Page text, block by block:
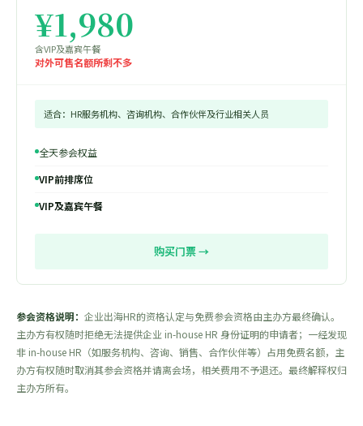
¥1,980
含VIP及嘉宾午餐
对外可售名额所剩不多
适合：HR服务机构、咨询机构、合作伙伴及行业相关人员
全天参会权益
VIP前排席位
VIP及嘉宾午餐
购买门票 →
参会资格说明： 企业出海HR的资格认定与免费参会资格由主办方最终确认。
主办方有权随时拒绝无法提供企业 in-house HR 身份证明的申请者；一经发现
非 in-house HR（如服务机构、咨询、销售、合作伙伴等）占用免费名额，主
办方有权随时取消其参会资格并请离会场，相关费用不予退还。最终解释权归
主办方所有。